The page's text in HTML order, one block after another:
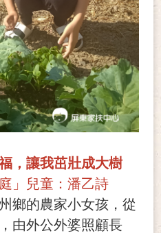
，讓我茁壯成大樹
」兒童：潘乙詩
鄉的農家小女孩，從
由外公外婆照顧長